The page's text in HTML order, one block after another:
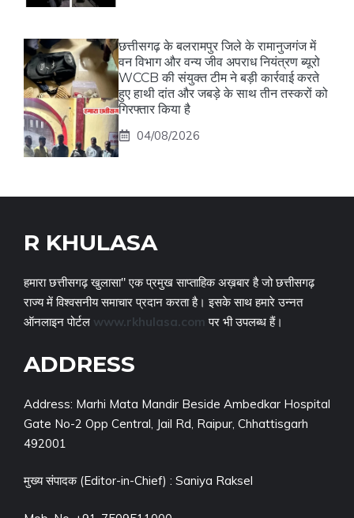
छत्तीसगढ़ के बलरामपुर जिले के रामानुजगंज में
वन विभाग और वन्य जीव अपराध नियंत्रण ब्यूरो
WCCB की संयुक्त टीम ने बड़ी कार्रवाई करते
हुए हाथी दांत और जबड़े के साथ तीन तस्करों को
गिरफ्तार किया है
04/08/2026
R KHULASA
हमारा छत्तीसगढ़ खुलासा" एक प्रमुख साप्ताहिक अख़बार है जो छत्तीसगढ़
राज्य में विश्वसनीय समाचार प्रदान करता है। इसके साथ हमारे उन्नत
ऑनलाइन पोर्टल www.rkhulasa.com पर भी उपलब्ध हैं।
ADDRESS
Address: Marhi Mata Mandir Beside Ambedkar Hospital
Gate No-2 Opp Central, Jail Rd, Raipur, Chhattisgarh
492001
मुख्य संपादक (Editor-in-Chief) : Saniya Raksel